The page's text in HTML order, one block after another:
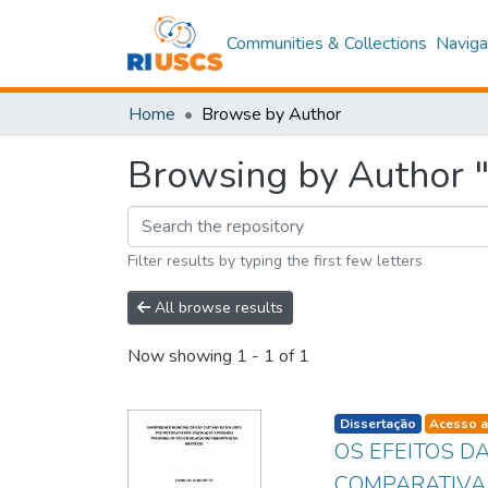
Communities & Collections
Home Browse by Author
Browsing by Author
Filter results by typing the first few letters
All browse results
Now showing 1 - 1 of 1
Dissertação Acesso
OS EFEITOS